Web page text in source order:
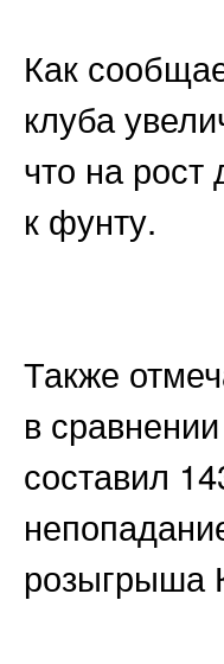
Как
клуба
что на
к фунту.
Также
в
составил
розыгрыша